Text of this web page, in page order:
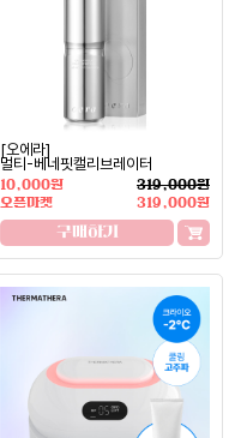
[오에라]
멀티-베네핏캘리브레이터
10,000원
319,000원
오픈마켓
319,000원
구매하기